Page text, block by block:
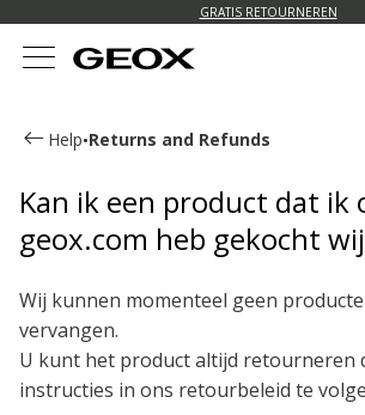
GRATIS RETOURNEREN
Help•Returns and Refunds
Kan ik een product dat ik
geox.com heb gekocht
Wij kunnen momenteel geen
vervangen.
U kunt het product altijd retourneren
instructies in ons retourbeleid te